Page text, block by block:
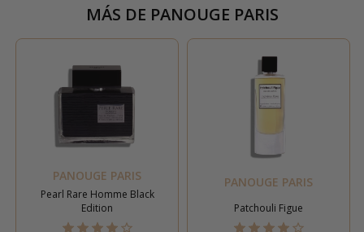
MÁS DE PANOUGE PARIS
PANOUGE PARIS
Pearl Rare Homme Black
Edition
PANOUGE PARIS
Patchouli Figue